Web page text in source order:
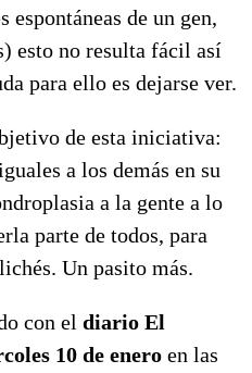
espontáneas de un gen,
esto no resulta fácil así
para ello es dejarse ver.
de esta iniciativa:
a los demás en su
a la gente a lo
parte de todos, para
Un pasito más.
con el diario El
10 de enero en las